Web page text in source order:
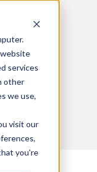
services
other
we use,
visit our
you're
en